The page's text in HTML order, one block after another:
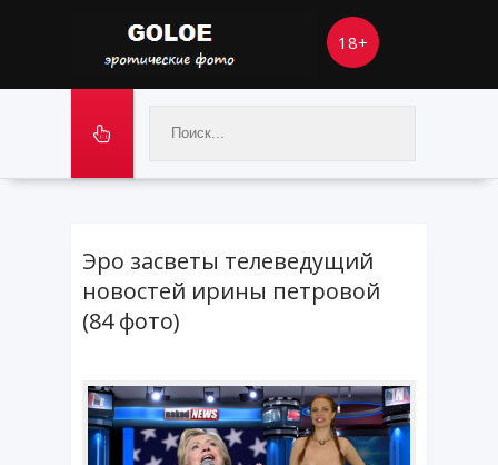
18+
Эро засветы телеведущий
новостей ирины петровой
(84 фото)